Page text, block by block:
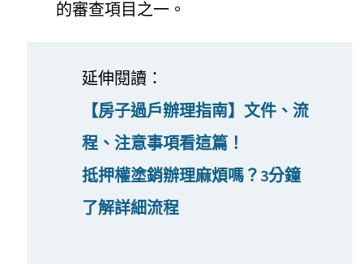
的審查項目之一。
延伸閱讀：
【房子過戶辦理指南】文件、流
程、注意事項看這篇！
抵押權塗銷辦理麻煩嗎？3分鐘
了解詳細流程